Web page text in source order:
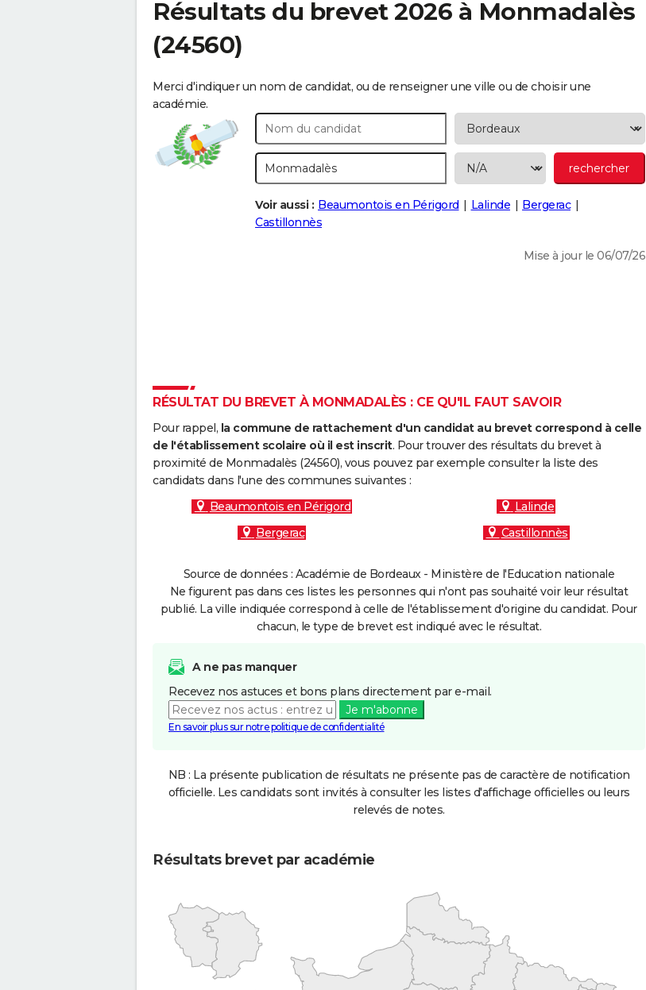
Résultats du brevet 2026 à Monmadalès
(24560)
Merci d'indiquer un nom de candidat, ou de renseigner une ville ou de choisir une
académie.
Voir aussi : Beaumontois en Périgord Lalinde
Bergerac
Castillonnès
Mise à jour le 06/07/26
RÉSULTAT DU BREVET À MONMADALÈS : CE QU'IL FAUT SAVOIR
Pour rappel, la commune de rattachement d'un candidat au brevet correspond à celle
de l'établissement scolaire où il est inscrit. Pour trouver des résultats du brevet à
proximité de Monmadalès (24560), vous pouvez par exemple consulter la liste des
candidats dans l'une des communes suivantes :
Beaumontois en Périgord
Lalinde
Bergerac
Castillonnès
Source de données : Académie de Bordeaux - Ministère de l'Education nationale
Ne figurent pas dans ces listes les personnes qui n'ont pas souhaité voir leur résultat
publié. La ville indiquée correspond à celle de l'établissement d'origine du candidat. Pour
chacun, le type de brevet est indiqué avec le résultat.
A ne pas manquer
Recevez nos astuces et bons plans directement par e-mail.
Je m'abonne
En savoir plus sur notre politique de confidentialité
NB : La présente publication de résultats ne présente pas de caractère de notification
officielle. Les candidats sont invités à consulter les listes d'affichage officielles ou leurs
relevés de notes.
Résultats brevet par académie